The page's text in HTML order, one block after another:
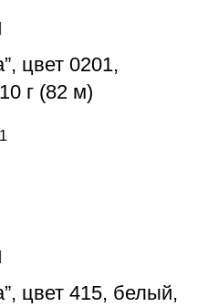
цвет 0201,
г (82 м)
цвет 415, белый,